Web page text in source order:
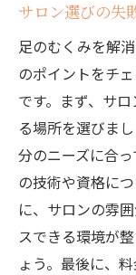
サロン選びの失
足のむくみを解
のポイントをチ
です。まず、サ
る場所を選びま
分のニーズに合
の技術や資格に
に、サロンの雰
スできる環境が
ょう。最後に、